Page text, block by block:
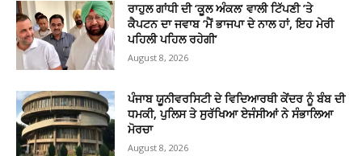
ਰਾਹੁਲ ਗਾਂਧੀ ਦੀ ‘ਕੂਲ ਅੰਕਲ’ ਵਾਲੀ ਟਿੱਪਣੀ ’ਤੇ
ਕੈਪਟਨ ਦਾ ਜਵਾਬ ‘ਮੈਂ ਭਾਜਪਾ ਦੇ ਨਾਲ ਹਾਂ, ਇਹ ਮੇਰੀ
ਪਹਿਲੀ ਪਹਿਲ ਰਹੇਗੀ’
August 8, 2026
ਪੰਜਾਬ ਯੂਨੀਵਰਸਿਟੀ ਦੇ ਵਿਦਿਆਰਥੀ ਕੇਂਦਰ ਨੂੰ ਬੰਬ ਦੀ
ਧਮਕੀ, ਪੁਲਿਸ ਤੇ ਸੁਰੱਖਿਆ ਏਜੰਸੀਆਂ ਨੇ ਸੰਭਾਲਿਆ
ਮੋਰਚਾ
August 8, 2026